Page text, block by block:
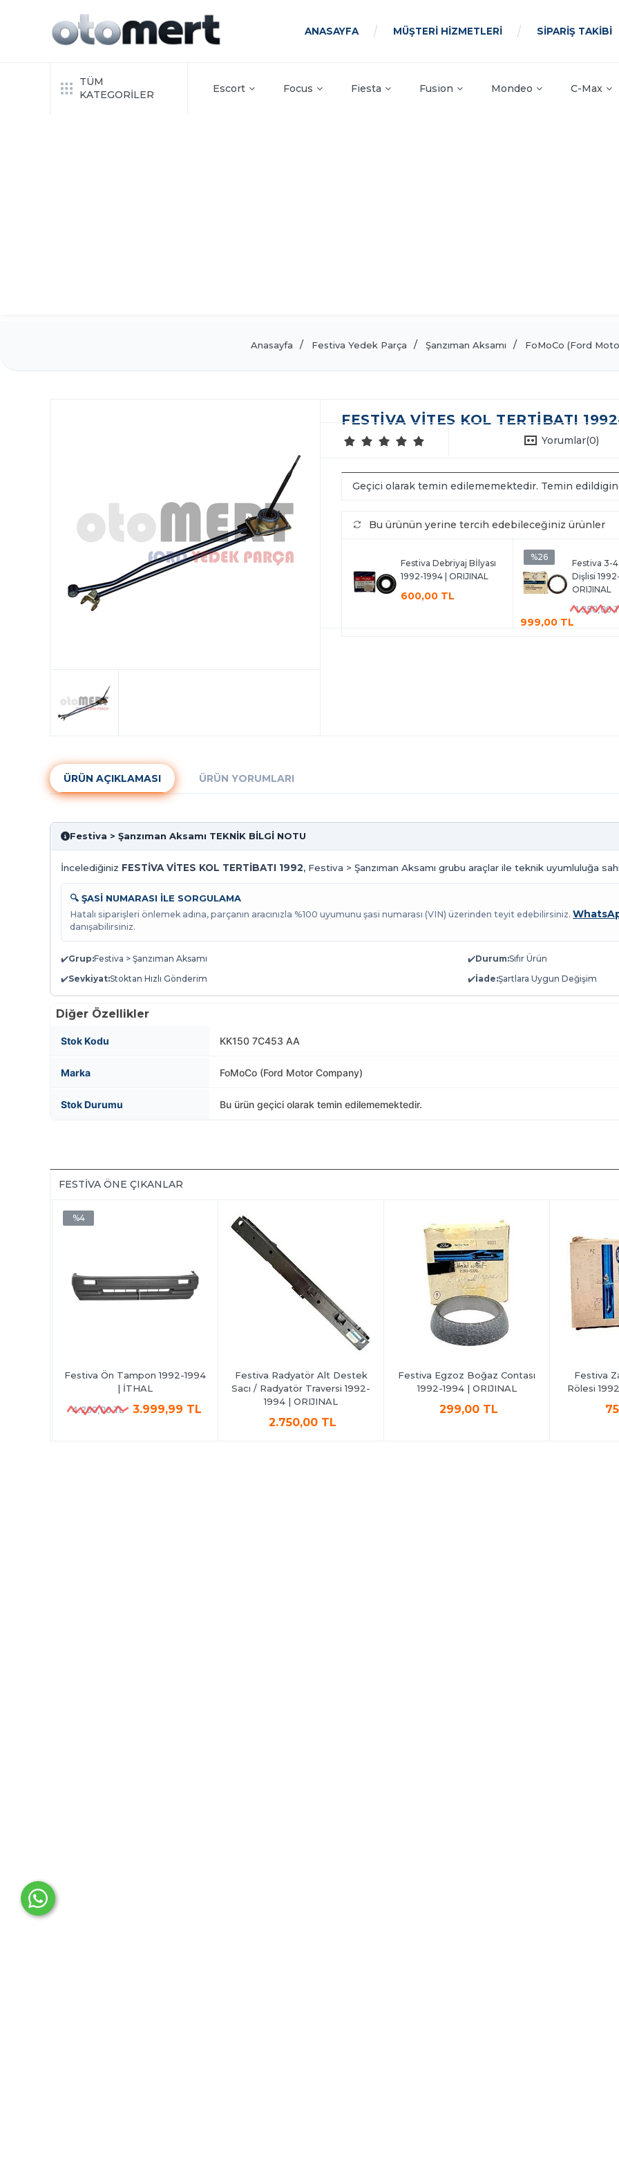
ANASAYFA MÜŞTERİ HİZMETLERİ SİPARİŞ TAKİBİ
TÜM
KATEGORİLER
Escort Focus Fiesta Fusion Mondeo C-Max
Anasayfa Festiva Yedek Parça Şanzıman Aksamı FoMoCo (Ford
FESTIVA VITES KOL TERTIBATI
Yorumlar(0)
Geçici olarak temin edilememektedir. Temin
Bu ürünün yerine tercih edebileceğiniz ürünler
Festiva Debriyaj Bİlyası
1992-1994 | ORIJINAL
600,00 TL
Festiva 3-
Dişlisi
ORIJINAL
1.350,00
999,00 TL
%26
ÜRÜN AÇIKLAMASI ÜRÜN YORUMLARI
Festiva > Şanzıman Aksamı TEKNİK BİLGİ NOTU
İncelediğiniz FESTİVA VİTES KOL TERTİBATI 1992, Festiva > Şanzıman Aksamı grubu araçlar ile teknik uyumluluğa
🔍 ŞASİ NUMARASI İLE SORGULAMA
Hatalı siparişleri önlemek adına, parçanın aracınızla %100 uyumunu şasi numarası (VIN) üzerinden teyit edebilirsiniz.
danışabilirsiniz.
✔️Grup:Festiva > Şanzıman Aksamı ✔️Durum:Sıfır Ürün
✔️Sevkiyat:Stoktan Hızlı Gönderim ✔️İade:Şartlara Uygun Değişim
Diğer Özellikler
Stok Kodu KK150 7C453 AA
Marka FoMoCo (Ford Motor Company)
Stok Durumu Bu ürün geçici olarak temin edilememektedir.
FESTIVA ÖNE ÇIKANLAR
Festiva Ön Tampon 1992-1994
| İTHAL
4.200,00 TL
3.999,99 TL
%4
Festiva Radyatör Alt Destek
Sacı / Radyatör Traversi 1992-
1994 | ORIJINAL
2.750,00 TL
Festiva Egzoz Boğaz Contası
1992-1994 | ORIJINAL
299,00 TL
Festiva
Rölesi